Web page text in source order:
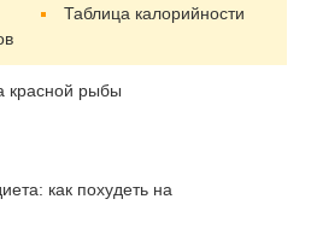
Таблица калорийности
красной рыбы
как похудеть на